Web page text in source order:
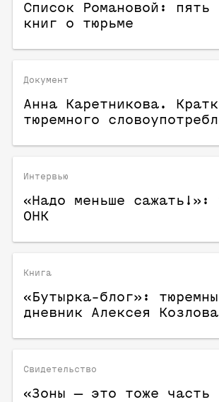
Список Романовой: пять
книг о тюрьме
Документ
Анна Каретникова.
тюремного
Интервью
«Надо меньше сажать!»:
ОНК
Книга
«Бутырка-блог»:
дневник Алексея Козлова
Свидетельство
«Зоны — это тоже часть